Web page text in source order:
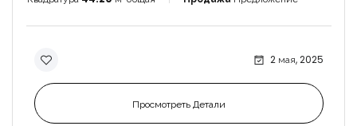
2 мая, 2025
Просмотреть Детали